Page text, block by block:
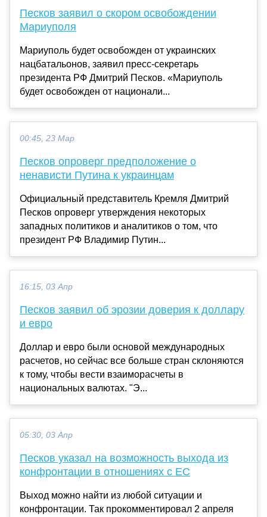
Песков заявил о скором освобождении
Мариуполя
Мариуполь будет освобожден от украинских
нацбатальонов, заявил пресс-секретарь
президента РФ Дмитрий Песков. «Мариуполь
будет освобожден от национали...
00:45, 23 Мар
Песков опроверг предположение о
ненависти Путина к украинцам
Официальный представитель Кремля Дмитрий
Песков опроверг утверждения некоторых
западных политиков и аналитиков о том, что
президент РФ Владимир Путин...
16:15, 03 Апр
Песков заявил об эрозии доверия к доллару
и евро
Доллар и евро были основой международных
расчетов, но сейчас все больше стран склоняются
к тому, чтобы вести взаиморасчеты в
национальных валютах. "Э...
05:30, 03 Апр
Песков указал на возможность выхода из
конфронтации в отношениях с ЕС
Выход можно найти из любой ситуации и
конфронтации. Так прокомментировал 2 апреля